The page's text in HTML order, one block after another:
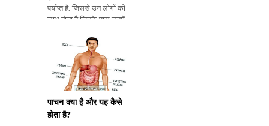
पर्याप्त है, जिससे उन लोगों को
लाभ होता है जिनके पास उनमें
स्वास्थ्य में योगदान देता है
सोडियम, पोटेशियम, आयोडीन,
जिंक, सिलिकॉन
पाचन क्या है और यह कैसे
होता है?